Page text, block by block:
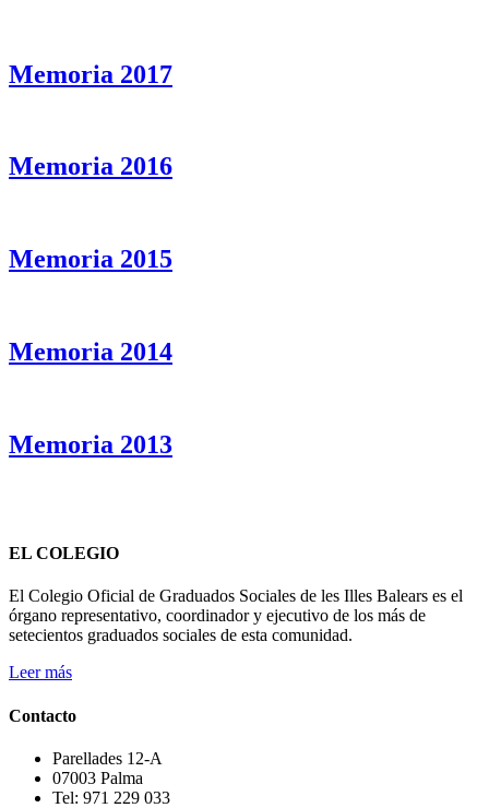
Memoria 2017
Memoria 2016
Memoria 2015
Memoria 2014
Memoria 2013
EL COLEGIO
El Colegio Oficial de Graduados Sociales de les Illes Balears es el
órgano representativo, coordinador y ejecutivo de los más de
setecientos graduados sociales de esta comunidad.
Leer más
Contacto
Parellades 12-A
07003 Palma
Tel: 971 229 033